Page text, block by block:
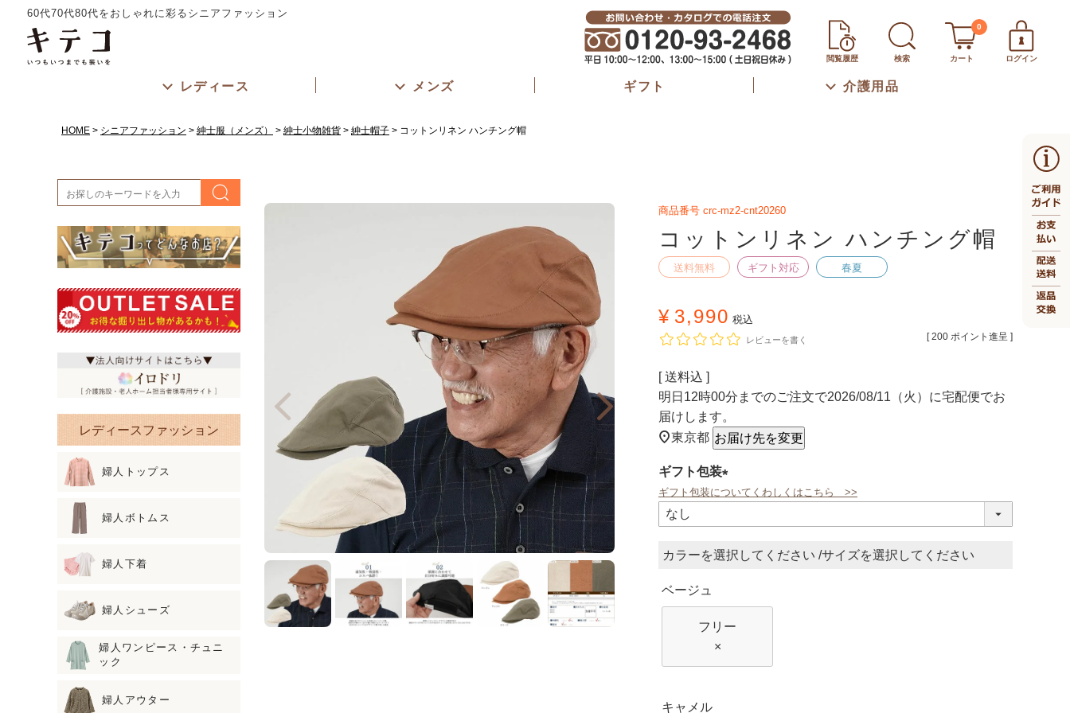
60代70代80代をおしゃれに彩るシニアファッション
閲覧履歴 検索 カート
0
ログイン
レディース メンズ ギフト 介護用品
HOME シニアファッション 紳士服（メンズ） 紳士小物雑貨 紳士帽子 コットンリネン ハンチング帽
レディースファッション
婦人トップス
婦人ボトムス
婦人下着
婦人シューズ
婦人ワンピース・チュニ
ック
婦人アウター
商品番号 crc-mz2-cnt20260
コットンリネン ハンチング帽
送料無料 ギフト対応 春夏
¥ 3,990 税込
[ 200 ポイント進呈 ]
レビューを書く
送料込
明日 12時00分 までのご注文で2026/08/11（火） に宅配便でお
届けします。
東京都 お届け先を変更
ギフト包装
(必
ギフト包装についてくわしくはこちら >>
カラー サイズ
ベージュ
フリー
×
キャメル